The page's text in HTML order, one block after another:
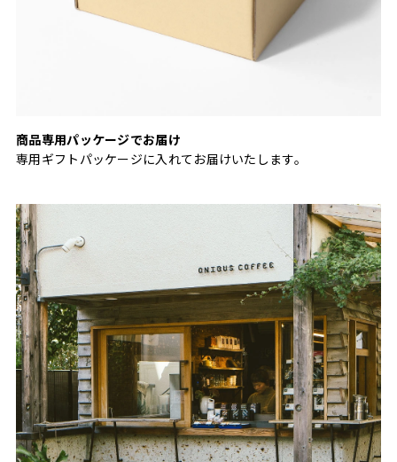
商品専用パッケージでお届け
専用ギフトパッケージに入れてお届けいたします。